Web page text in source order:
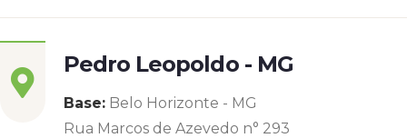
Pedro Leopoldo - MG
Base: Belo Horizonte - MG
Rua Marcos de Azevedo n° 293